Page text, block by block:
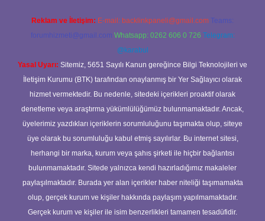
Reklam ve İletişim: E-mail: backlinkpaneli@gmail.com Teams:
forumhizmeti@gmail.com Whatsapp: 0262 606 0 726 Telegram:
@karabul
Yasal Uyarı: Sitemiz, 5651 Sayılı Kanun gereğince Bilgi Teknolojileri ve
İletişim Kurumu (BTK) tarafından onaylanmış bir Yer Sağlayıcı olarak
hizmet vermektedir. Bu nedenle, sitedeki içerikleri proaktif olarak
denetleme veya araştırma yükümlülüğümüz bulunmamaktadır. Ancak,
üyelerimiz yazdıkları içeriklerin sorumluluğunu taşımakta olup, siteye
üye olarak bu sorumluluğu kabul etmiş sayılırlar. Bu internet sitesi,
herhangi bir marka, kurum veya şahıs şirketi ile hiçbir bağlantısı
bulunmamaktadır. Sitede yalnızca kendi hazırladığımız makaleler
paylaşılmaktadır. Burada yer alan içerikler haber niteliği taşımamakta
olup, gerçek kurum ve kişiler hakkında paylaşım yapılmamaktadır.
Gerçek kurum ve kişiler ile isim benzerlikleri tamamen tesadüfidir.